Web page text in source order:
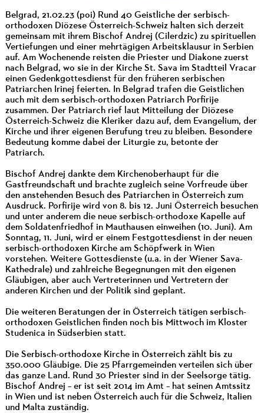
Belgrad, 21.02.23 (poi) Rund 40 Geistliche der serbisch-
orthodoxen Diözese Österreich-Schweiz halten sich derzeit
gemeinsam mit ihrem Bischof Andrej (Cilerdzic) zu spirituellen
Vertiefungen und einer mehrtägigen Arbeitsklausur in Serbien
auf. Am Wochenende reisten die Priester und Diakone zuerst
nach Belgrad, wo sie in der Kirche St. Sava im Stadtteil Vracar
einen Gedenkgottesdienst für den früheren serbischen
Patriarchen Irinej feierten. In Belgrad trafen die Geistlichen
auch mit dem serbisch-orthodoxen Patriarch Porfirije
zusammen. Der Patriarch rief laut Mitteilung der Diözese
Österreich-Schweiz die Kleriker dazu auf, dem Evangelium, der
Kirche und ihrer eigenen Berufung treu zu bleiben. Besondere
Bedeutung komme dabei der Liturgie zu, betonte der
Patriarch.
Bischof Andrej dankte dem Kirchenoberhaupt für die
Gastfreundschaft und brachte zugleich seine Vorfreude über
den anstehenden Besuch des Patriarchen in Österreich zum
Ausdruck. Porfirije wird von 8. bis 12. Juni Österreich besuchen
und unter anderem die neue serbisch-orthodoxe Kapelle auf
dem Soldatenfriedhof in Mauthausen einweihen (10. Juni). Am
Sonntag, 11. Juni, wird er einem Festgottesdienst in der neuen
serbisch-orthodoxen Kirche am Schöpfwerk in Wien
vorstehen. Weitere Gottesdienste (u.a. in der Wiener Sava-
Kathedrale) und zahlreiche Begegnungen mit den eigenen
Gläubigen, aber auch Vertreterinnen und Vertretern der
anderen Kirchen und der Politik sind geplant.
Die weiteren Beratungen der in Österreich tätigen serbisch-
orthodoxen Geistlichen finden noch bis Mittwoch im Kloster
Studenica in Südserbien statt.
Die Serbisch-orthodoxe Kirche in Österreich zählt bis zu
350.000 Gläubige. Die 25 Pfarrgemeinden verteilen sich über
das ganze Land. Rund 30 Priester sind in der Seelsorge tätig.
Bischof Andrej – er ist seit 2014 im Amt – hat seinen Amtssitz
in Wien und ist neben Österreich auch für die Schweiz, Italien
und Malta zuständig.